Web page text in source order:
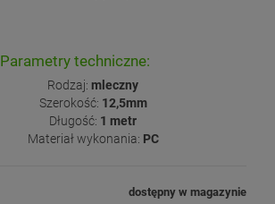
Parametry techniczne:
Rodzaj: mleczny
Szerokość: 12,5mm
Długość: 1 metr
Materiał wykonania: PC
dostępny w magazynie